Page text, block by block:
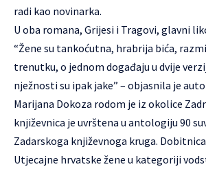
radi kao novinarka.
U oba romana, Grijesi i Tragovi, glavni
“Žene su tankoćutna, hrabrija bića,
trenutku, o jednom događaju u dvije
nježnosti su ipak jake” – objasnila je
Marijana Dokoza rodom je iz okolice
književnica je uvrštena u antologiju 90
Zadarskoga književnoga kruga.
Utjecajne hrvatske žene u kategoriji